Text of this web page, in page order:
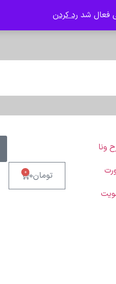
فعال شد رد کردن
ونا
تومان0
0